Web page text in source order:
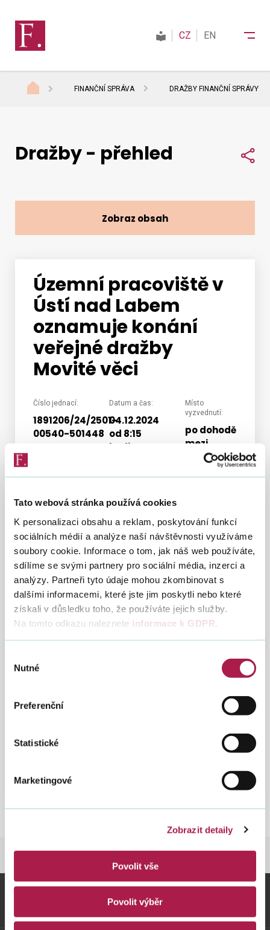
Tato webová stránka používá cookies
K personalizaci obsahu a reklam, poskytování funkcí
sociálních médií a analýze naší návštěvnosti využíváme
soubory cookie. Informace o tom, jak náš web používáte,
sdílíme se svými partnery pro sociální média, inzerci a
analýzy. Partneři tyto údaje mohou zkombinovat s
dalšími informacemi, které jste jim poskytli nebo které
získali v důsledku toho, že používáte jejich služby.
Na tomto odkazu naleznete informace k GDPR
souhlasu
Nutné
Preferenční
Statistické
Marketingové
Zobrazit detaily
Povolit vše
Povolit výběr
Daně
Kontakty
Vyhledat na webu
CZ EN
FINANČNÍ SPRÁVA DRAŽBY FINANČNÍ SPRÁVY
Územní pracoviště v
Ústí nad Labem
oznamuje konání
veřejné dražby
Movité věci
Číslo jednací:
1891206/24/2501-
00540-501448
50 000,00
Dražební jistota
,00 Kč
Datum a čas:
04.12.2024
od 8:15
hodin
Místo
vyzvednutí:
po dohodě
mezi
správcem
daně a
nad Labem -
Střekov
Stručný popis dražby
PDF
Dražby - přehled
Zobraz obsah
DRAŽBY FINANČNÍ SPRÁVY
Vybrané informace